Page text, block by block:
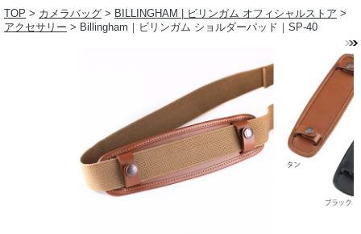
TOP > カメラバッグ > BILLINGHAM | ビリンガム オフィシャルストア >
アクセサリー > Billingham｜ビリンガム ショルダーパッド｜SP-40